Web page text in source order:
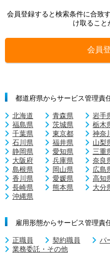
会員登録すると検索条件に合致
け取ること
会員
都道府県からサービス管理責
北海道 青森県 岩手
福島県
茨城県 栃木
千葉県
東京都 神奈
石川県
福井県 山梨
静岡県
愛知県 三重
大阪府
兵庫県 奈良
島根県
岡山県 広島
香川県
愛媛県 高知
長崎県
熊本県 大分
沖縄県
雇用形態からサービス管理責
正職員 契約職員
パ
業務委託・その他